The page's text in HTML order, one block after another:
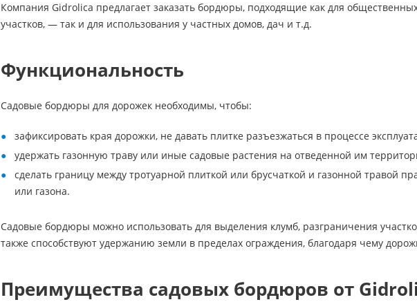
Компания Gidrolica предлагает заказать бордюры, подходящие как для
участков, — так и для использования у частных домов, дач и т.д.
Функциональность
Садовые бордюры для дорожек необходимы, чтобы:
зафиксировать края дорожки, не давать плитке разъезжаться в процессе
удержать газонную траву или иные садовые растения на отведенной им
сделать границу между тротуарной плиткой или брусчаткой и газонной травой
или газона.
Садовые бордюры можно использовать для выделения клумб, разграничения
также способствуют удержанию земли в пределах ограждения, благодаря чему
Преимущества садовых бордюров от